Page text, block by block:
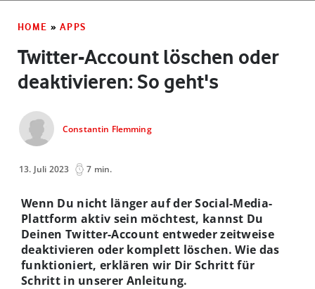
HOME » APPS
Twitter-Account löschen oder
deaktivieren: So geht's
Constantin Flemming
13. Juli 2023 7 min.
Wenn Du nicht länger auf der Social-Media-
Plattform aktiv sein möchtest, kannst Du
Deinen Twitter-Account entweder zeitweise
deaktivieren oder komplett löschen. Wie das
funktioniert, erklären wir Dir Schritt für
Schritt in unserer Anleitung.